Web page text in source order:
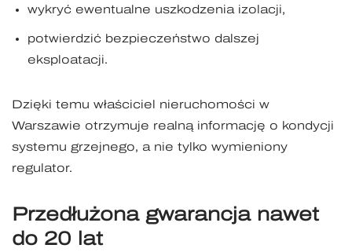
wykryć ewentualne uszkodzenia izolacji,
potwierdzić bezpieczeństwo dalszej
eksploatacji.
Dzięki temu właściciel nieruchomości w
Warszawie otrzymuje realną informację o kondycji
systemu grzejnego, a nie tylko wymieniony
regulator.
Przedłużona gwarancja nawet
do 20 lat